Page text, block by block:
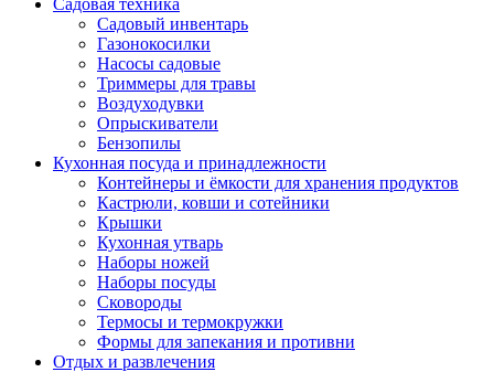
Садовая техника
Садовый инвентарь
Газонокосилки
Насосы садовые
Триммеры для травы
Воздуходувки
Опрыскиватели
Бензопилы
Кухонная посуда и принадлежности
Контейнеры и ёмкости для хранения продуктов
Кастрюли, ковши и сотейники
Крышки
Кухонная утварь
Наборы ножей
Наборы посуды
Сковороды
Термосы и термокружки
Формы для запекания и противни
Отдых и развлечения